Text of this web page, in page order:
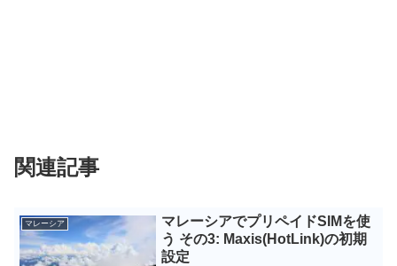
関連記事
マレーシア
マレーシアでプリペイドSIMを使
う その3: Maxis(HotLink)の初期
設定